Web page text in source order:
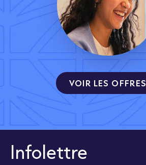
VOIR LES OFFRES
Infolettre